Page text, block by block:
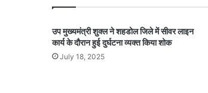
उप मुख्यमंत्री शुक्ल ने शहडोल जिले में सीवर लाइन
कार्य के दौरान हुई दुर्घटना व्यक्त किया शोक
July 18, 2025